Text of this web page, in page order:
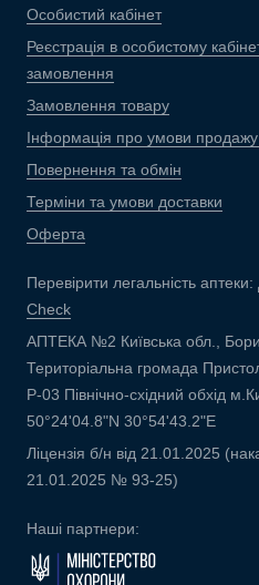
Особистий кабінет
Реєстрація в особистому
замовлення
Замовлення товару
Інформація про умови продажу
Повернення та обмін
Терміни та умови доставки
Оферта
Перевірити легальність аптеки:
Check
АПТЕКА №2 Київська обл.,
Територіальна громада
Р-03 Північно-східний обхід
50°24'04.8"N 30°54'43.2"E
Ліцензія б/н від 21.01.2025
21.01.2025 № 93-25)
Наші партнери: